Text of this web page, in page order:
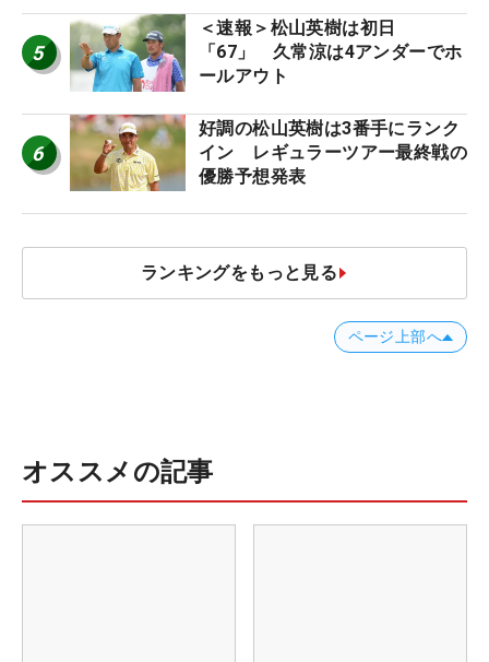
5
＜速報＞松山英樹は初日
「67」 久常涼は4アンダーでホ
ールアウト
6
好調の松山英樹は3番手にランク
イン レギュラーツアー最終戦の
優勝予想発表
ランキングをもっと見る
ページ上部へ
オススメの記事